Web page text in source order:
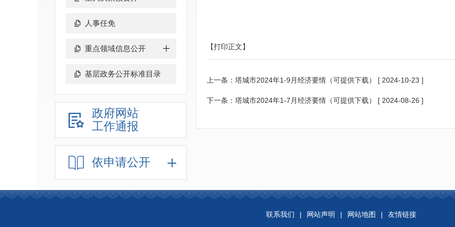
人事任免
重点领域信息公开
基层政务公开标准目录
政府网站
工作通报
依申请公开
【打印正文】
上一条： 塔城市2024年1-9月经济要情（可提供下载） [ 2024-10-23 ]
下一条： 塔城市2024年1-7月经济要情（可提供下载） [ 2024-08-26 ]
联系我们 | 网站声明 | 网站地图 | 友情链接